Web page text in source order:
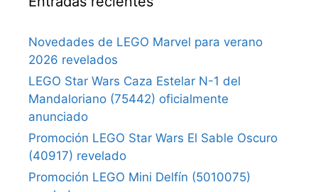
Novedades de LEGO Marvel para verano
2026 revelados
LEGO Star Wars Caza Estelar N-1 del
Mandaloriano (75442) oficialmente
anunciado
Promoción LEGO Star Wars El Sable Oscuro
(40917) revelado
Promoción LEGO Mini Delfín (5010075)